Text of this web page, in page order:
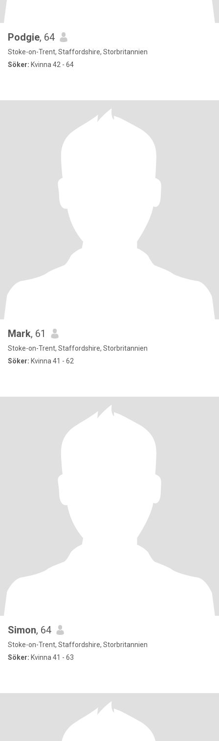
Podgie, 64
Stoke-on-Trent, Staffordshire, Storbritannien
Söker: Kvinna 42 - 64
Mark, 61
Stoke-on-Trent, Staffordshire, Storbritannien
Söker: Kvinna 41 - 62
Simon, 64
Stoke-on-Trent, Staffordshire, Storbritannien
Söker: Kvinna 41 - 63